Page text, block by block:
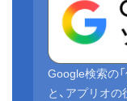
Google検索の
と、アプリオ